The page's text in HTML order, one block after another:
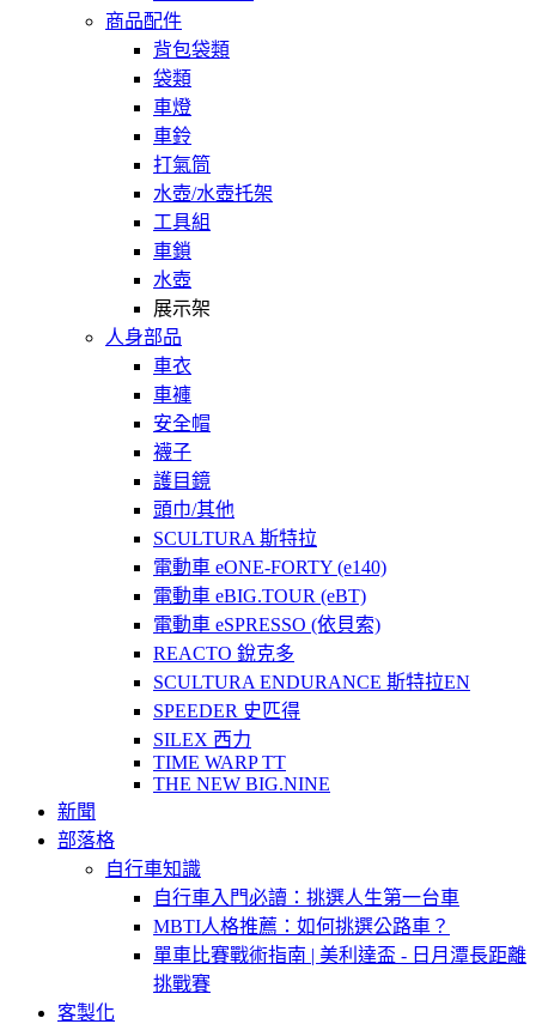
商品配件
背包袋類
袋類
車燈
車鈴
打氣筒
水壺/水壺托架
工具組
車鎖
水壺
展示架
人身部品
車衣
車褲
安全帽
襪子
護目鏡
頭巾/其他
SCULTURA 斯特拉
電動車 eONE-FORTY (e140)
電動車 eBIG.TOUR (eBT)
電動車 eSPRESSO (依貝索)
REACTO 銳克多
SCULTURA ENDURANCE 斯特拉EN
SPEEDER 史匹得
SILEX 西力
TIME WARP TT
THE NEW BIG.NINE
新聞
部落格
自行車知識
自行車入門必讀：挑選人生第一台車
MBTI人格推薦：如何挑選公路車？
單車比賽戰術指南 | 美利達盃 - 日月潭長距離
挑戰賽
客製化